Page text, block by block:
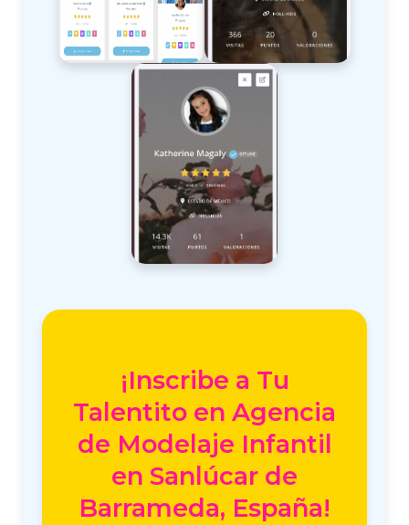
¡Inscribe a Tu
Talentito en Agencia
de Modelaje Infantil
en Sanlúcar de
Barrameda, España!